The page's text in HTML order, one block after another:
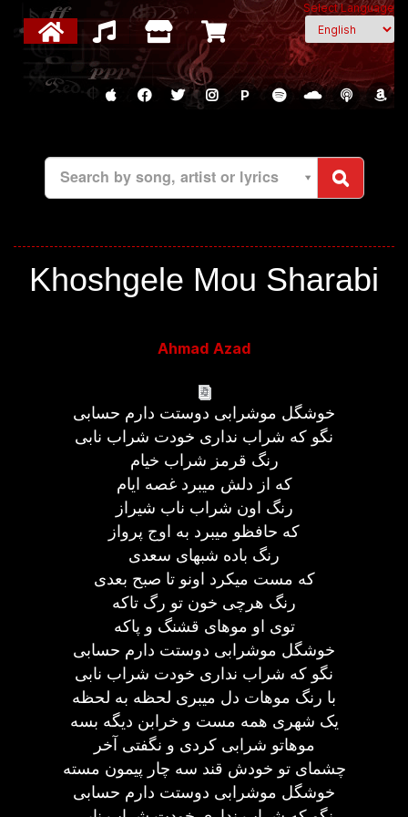
Select Language
P
Search by song, artist or lyrics
Khoshgele Mou Sharabi
Ahmad Azad
خوشگل موشرابی دوستت دارم حسابی
نگو که شراب نداری خودت شراب نابی
رنگ قرمز شراب خیام
که از دلش میبرد غصه ایام
رنگ اون شراب ناب شیراز
که حافظو میبرد به اوج پرواز
رنگ باده شبهای سعدی
که مست میکرد اونو تا صبح بعدی
رنگ هرچی خون تو رگ تاکه
توی او موهای قشنگ و پاکه
خوشگل موشرابی دوستت دارم حسابی
نگو که شراب نداری خودت شراب نابی
با رنگ موهات دل میبری لحظه به لحظه
یک شهری همه مست و خرابن دیگه بسه
موهاتو شرابی کردی و نگفتی آخر
چشمای تو خودش قند سه چار پیمون مسته
خوشگل موشرابی دوستت دارم حسابی